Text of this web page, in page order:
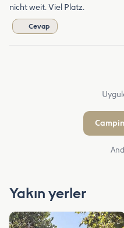
nicht weit. Viel Platz.
Cevap
Yakın yerler